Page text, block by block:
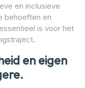
en inclusieve
behoeften en
is voor het
en eigen